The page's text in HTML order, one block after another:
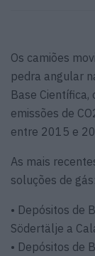
Os camiões
pedra angular
Base
emissões de
entre 2015 e
As mais
soluções de gás:
• Depósitos de
Södertälje a
• Depósitos de